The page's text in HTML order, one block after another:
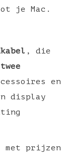
je Mac.
, die
twee
en
display
met prijzen